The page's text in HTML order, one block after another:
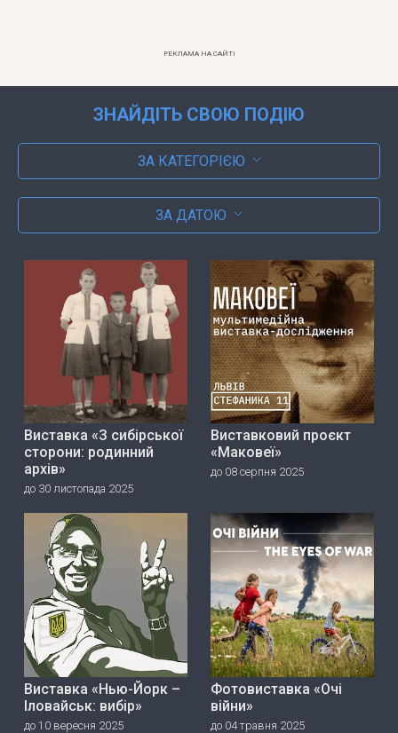
РЕКЛАМА НА САЙТІ
ЗНАЙДІТЬ СВОЮ ПОДІЮ
ЗА КАТЕГОРІЄЮ
ЗА ДАТОЮ
Виставка «З сибірської
сторони: родинний
архів»
до 30 листопада 2025
Виставковий проєкт
«Маковеї»
до 08 серпня 2025
Виставка «Нью-Йорк –
Іловайськ: вибір»
до 10 вересня 2025
Фотовиставка «Очі
війни»
до 04 травня 2025